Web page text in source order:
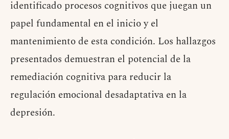
identificado procesos cognitivos que juegan un
papel fundamental en el inicio y el
mantenimiento de esta condición. Los hallazgos
presentados demuestran el potencial de la
remediación cognitiva para reducir la
regulación emocional desadaptativa en la
depresión.